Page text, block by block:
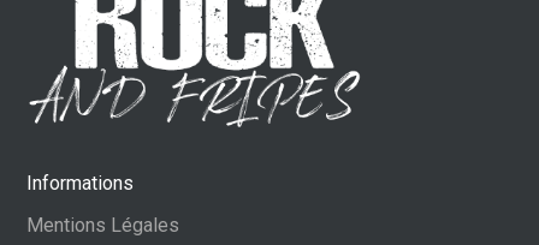
Informations
Mentions Légales